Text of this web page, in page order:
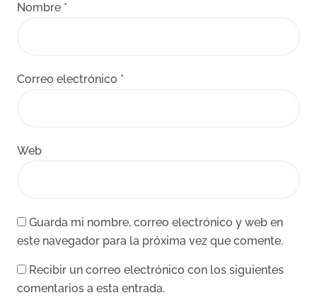
Nombre *
Correo electrónico *
Web
Guarda mi nombre, correo electrónico y web en
este navegador para la próxima vez que comente.
Recibir un correo electrónico con los siguientes
comentarios a esta entrada.